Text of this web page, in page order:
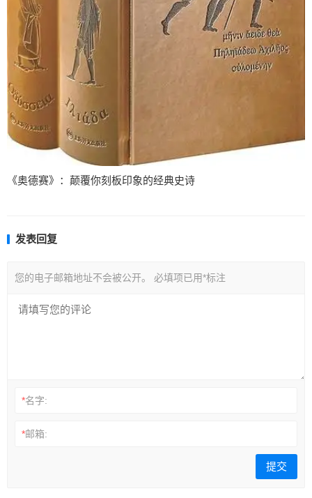
《奥德赛》：颠覆你刻板印象的经典史诗
发表回复
您的电子邮箱地址不会被公开。 必填项已用*标注
*名字:
*邮箱: